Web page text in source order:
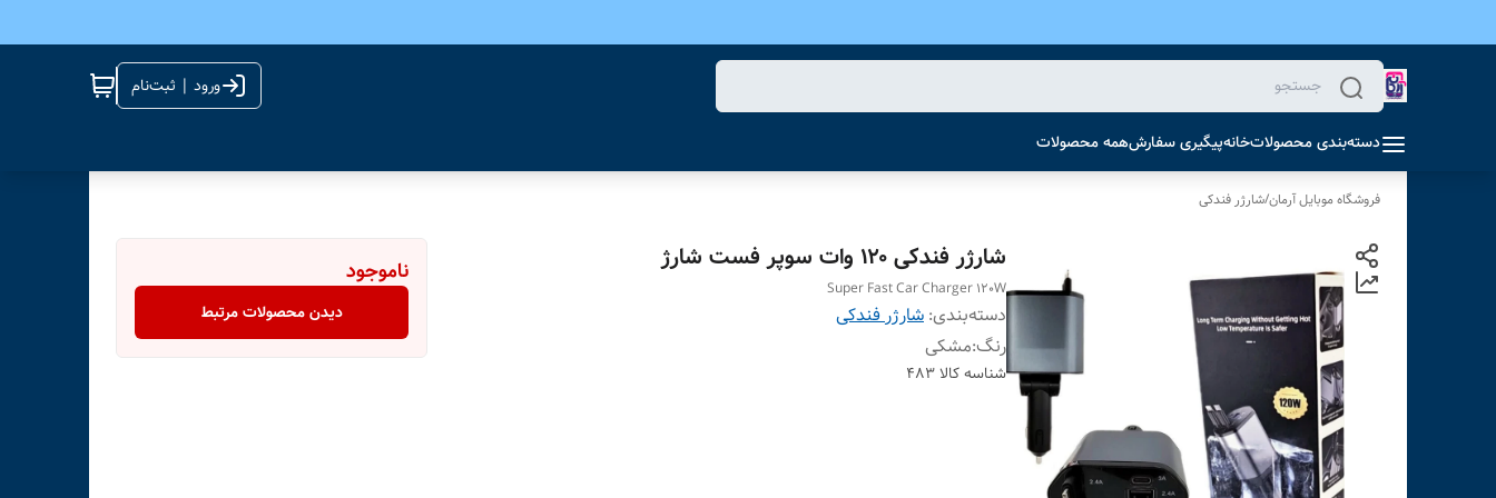
ورود | ثبت‌نام
دسته‌بندی محصولاتخانهپیگیری سفارشهمه محصولات
فروشگاه موبایل آرمان/شارژر فندکی
شارژر فندکی ۱۲۰ وات سوپر فست شارژ
Super Fast Car Charger 120W
دسته‌بندی: شارژر فندکی
رنگ:مشکی
شناسه کالا483
ناموجود
دیدن محصولات مرتبط